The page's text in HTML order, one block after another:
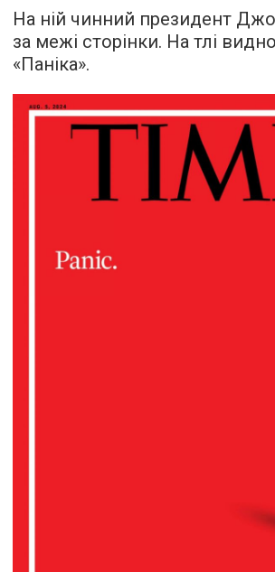
На ній чинний президент
за межі сторінки. На тлі
«Паніка».